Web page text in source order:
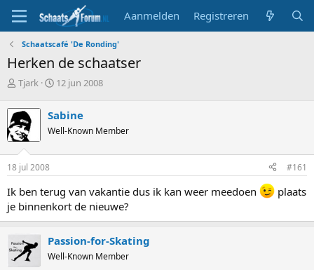
Aanmelden Registreren
Schaatscafé 'De Ronding'
Herken de schaatser
T
p
c
s
t
a
t
e
r
Tjark
S
r
t
a
m
12 jun 2008
Sabine
Well-Known Member
18 jul 2008 #161
Ik ben terug van vakantie dus ik kan weer meedoen
plaats
je binnenkort de nieuwe?
Passion-for-Skating
Well-Known Member